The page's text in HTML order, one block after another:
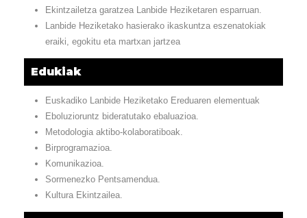
Ekintzailetza garatzea Lanbide Heziketaren esparruan.
Lanbide Heziketako hasierako ikaskuntza eszenatokiak
eraiki, egokitu eta martxan jartzea
Edukiak
Euskadiko Lanbide Heziketako Ereduaren elementuak
Eboluzioruntz bideratutako ebaluazioa.
Metodologia aktibo-kolaboratiboak.
Birprogramazioa.
Komunikazioa.
Sormenezko Pentsamendua.
Kultura Ekintzailea.